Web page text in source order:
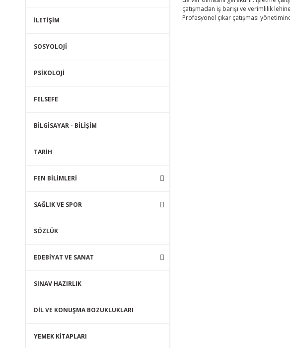
İLETİŞİM
SOSYOLOJİ
PSİKOLOJİ
FELSEFE
BİLGİSAYAR - BİLİŞİM
TARİH
FEN BİLİMLERİ
SAĞLIK VE SPOR
SÖZLÜK
EDEBİYAT VE SANAT
SINAV HAZIRLIK
DİL VE KONUŞMA BOZUKLUKLARI
YEMEK KİTAPLARI
çatışmadan iş barışı ve verimlilik
Profesyonel çıkar çatışması